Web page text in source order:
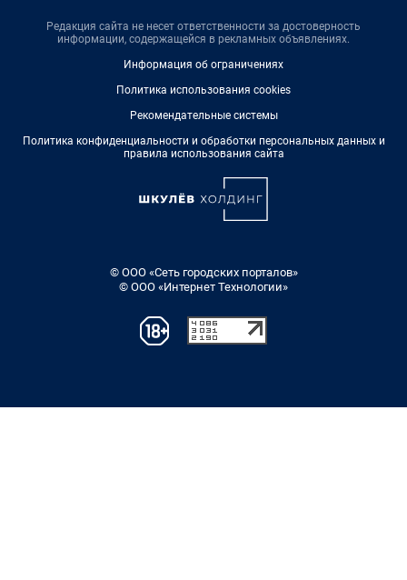
Редакция сайта не несет ответственности за достоверность
информации, содержащейся в рекламных объявлениях.
Информация об ограничениях
Политика использования cookies
Рекомендательные системы
Политика конфиденциальности и обработки персональных данных и
правила использования сайта
© ООО «Сеть городских порталов»
© ООО «Интернет Технологии»